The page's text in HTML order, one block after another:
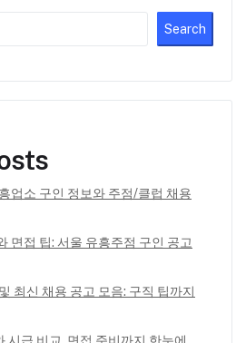
Search
업소 구인 정보와 주점/클럽 채용
면접 팁: 서울 유흥주점 구인 공고
최신 채용 공고 모음: 구직 팁까지